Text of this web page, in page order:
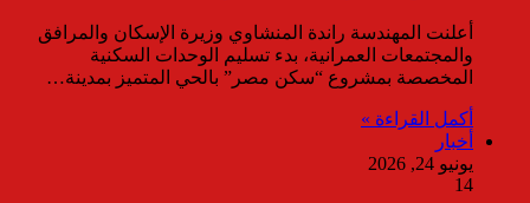
أعلنت المهندسة راندة المنشاوي وزيرة الإسكان والمرافق
والمجتمعات العمرانية، بدء تسليم الوحدات السكنية
المخصصة بمشروع “سكن مصر” بالحي المتميز بمدينة…
أكمل القراءة »
أخبار
يونيو 24, 2026
14